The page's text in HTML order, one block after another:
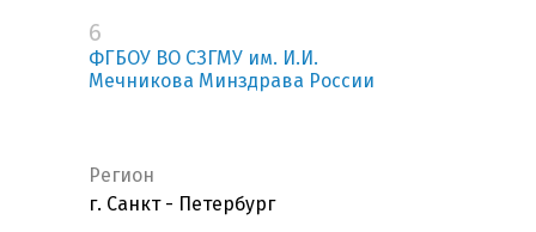
6
ФГБОУ ВО СЗГМУ им. И.И.
Мечникова Минздрава России
Регион
г. Санкт - Петербург